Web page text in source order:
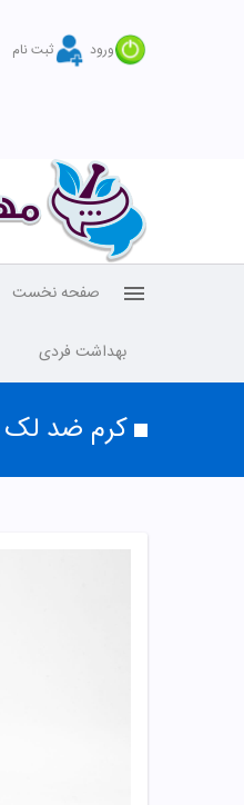
ورود ثبت نام
صفحه نخست
بهداشت فردی
کرم ضد